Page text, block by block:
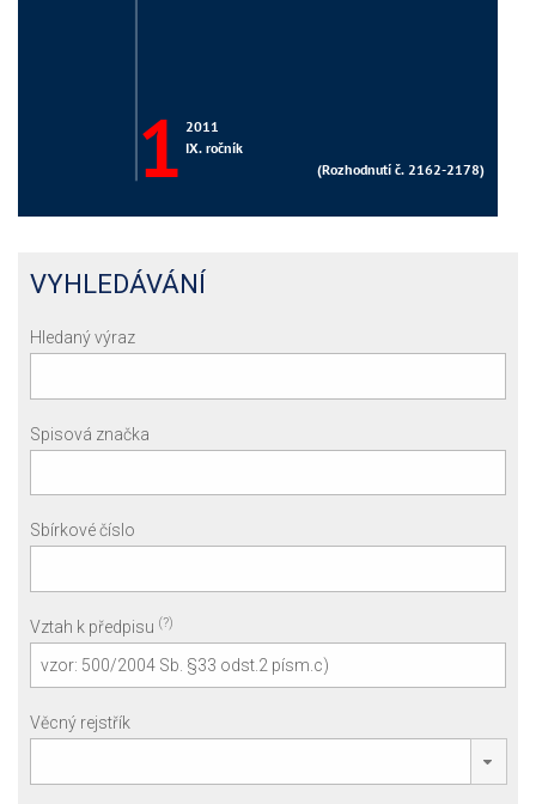
VYHLEDÁVÁNÍ
Hledaný výraz
Spisová značka
Sbírkové číslo
Vztah k předpisu (?)
Věcný rejstřík